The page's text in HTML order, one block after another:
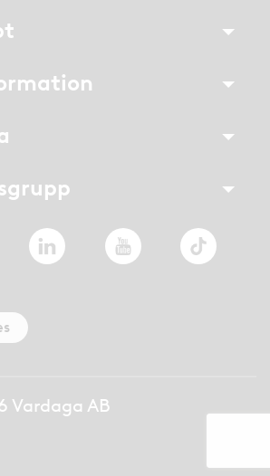
LinkedIn YouTube TikTok
Vardaga AB